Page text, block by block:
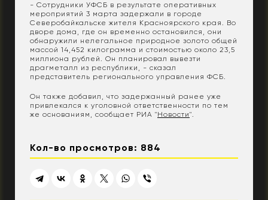
- Сотрудники УФСБ в результате оперативных
мероприятий 3 марта задержали в городе
Северобайкальске жителя Красноярского края. Во
дворе дома, где он временно остановился, они
обнаружили нелегальное природное золото общей
массой 14,452 килограмма и стоимостью около 23,5
миллиона рублей. Он планировал вывезти
драгметалл из республики, - сказал
представитель регионального управления ФСБ.
Он также добавил, что задержанный ранее уже
привлекался к уголовной ответственности по тем
же основаниям, сообщает РИА "Новости".
Кол-во просмотров: 884